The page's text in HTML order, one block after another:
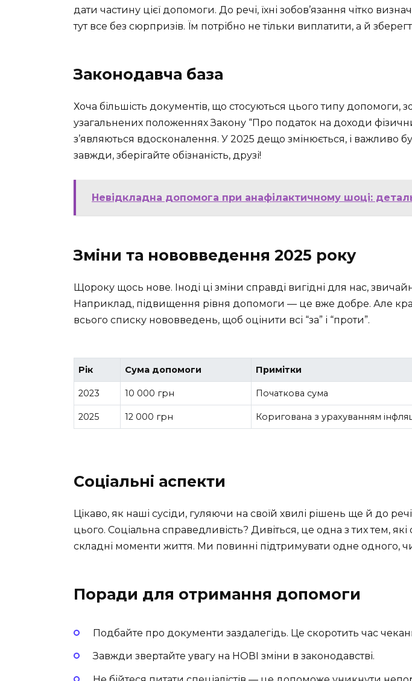
дати частину цієї допомоги. До речі, їхні зобов’язання чітко
тут все без сюрпризів. Їм потрібно не тільки виплатити, а й
Законодавча база
Хоча більшість документів, що стосуються цього типу допомоги,
узагальнених положеннях Закону “Про податок на доходи
з’являються вдосконалення. У 2025 дещо змінюється, і важливо
завжди, зберігайте обізнаність, друзі!
Невідкладна допомога при анафілактичному шоці:
Зміни та нововведення 2025 року
Щороку щось нове. Іноді ці зміни справді вигідні для нас,
Наприклад, підвищення рівня допомоги — це вже добре. Але
всього списку нововведень, щоб оцінити всі “за” і “проти”.
Рік Сума допомоги Примітки
2023 10 000 грн Початкова сума
2025 12 000 грн Коригована з урахуванням
Соціальні аспекти
Цікаво, як наші сусіди, гуляючи на своїй хвилі рішень ще й до
цього. Соціальна справедливість? Дивіться, це одна з тих тем, які
складні моменти життя. Ми повинні підтримувати одне одного,
Поради для отримання допомоги
Подбайте про документи заздалегідь. Це скоротить час
Завжди звертайте увагу на НОВІ зміни в законодавстві.